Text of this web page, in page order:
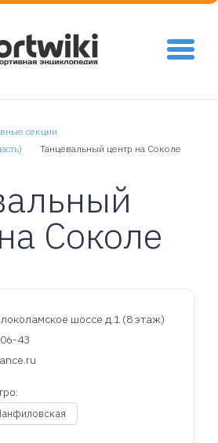
секции
Танцевальный центр на Соколе
Соколе
шоссе д.1 (8 этаж)
43